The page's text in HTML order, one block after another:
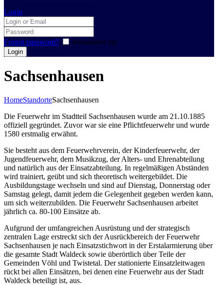
Login
Forgot password? Remember me
Sachsenhausen
HomeStandorteSachsenhausen
Die Feuerwehr im Stadtteil Sachsenhausen wurde am 21.10.1885
offiziell gegründet. Zuvor war sie eine Pflichtfeuerwehr und wurde
1580 erstmalig erwähnt.
Sie besteht aus dem Feuerwehrverein, der Kinderfeuerwehr, der
Jugendfeuerwehr, dem Musikzug, der Alters- und Ehrenabteilung
und natürlich aus der Einsatzabteilung. In regelmäßigen Abständen
wird trainiert, geübt und sich theoretisch weitergebildet. Die
Ausbildungstage wechseln und sind auf Dienstag, Donnerstag oder
Samstag gelegt, damit jedem die Gelegenheit gegeben werden kann,
um sich weiterzubilden. Die Feuerwehr Sachsenhausen arbeitet
jährlich ca. 80-100 Einsätze ab.
Aufgrund der umfangreichen Ausrüstung und der strategisch
zentralen Lage erstreckt sich der Ausrückbereich der Feuerwehr
Sachsenhausen je nach Einsatzstichwort in der Erstalarmierung über
die gesamte Stadt Waldeck sowie überörtlich über Teile der
Gemeinden Vöhl und Twistetal. Der stationierte Einsatzleitwagen
rückt bei allen Einsätzen, bei denen eine Feuerwehr aus der Stadt
Waldeck beteiligt ist, aus.